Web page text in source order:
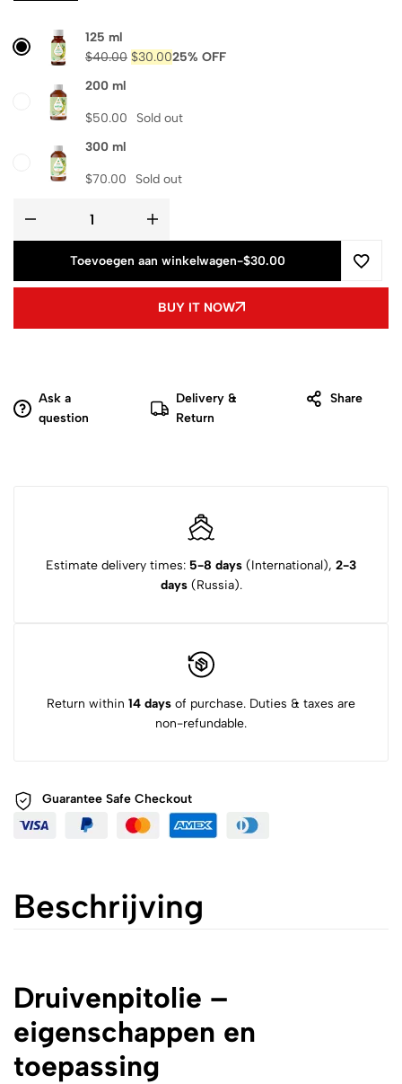
Roseinekaerne, Tray, Vid, Vigne, Vine, Vite
bleekgeel
Fysische toestand:
100% puur
Certificaten:ISO, COA & MSDS
bij het afrekenen
125 ml
$40.00 $30.0025% OFF
200 ml
$50.00
Sold out
300 ml
$70.00 Sold out
Toevoegen aan winkelwagen-$30.00
BUY IT NOW
Ask a
question
Delivery &
Return
Share
Estimate delivery times: 5-8 days (International), 2-3
days(Russia).
Return within 14 days of purchase. Duties & taxes are
non-refundable.
Guarantee Safe Checkout
Beschrijving
Druivenpitolie –
eigenschappen en
toepassing